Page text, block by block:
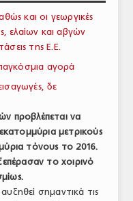
και οι γεωργικές
ελαίων και αβγών
της Ε.Ε.
αγορά
δε
προβλέπεται να
μετρικούς
τόνους το 2016.
το χοιρινό
σημαντικά τις